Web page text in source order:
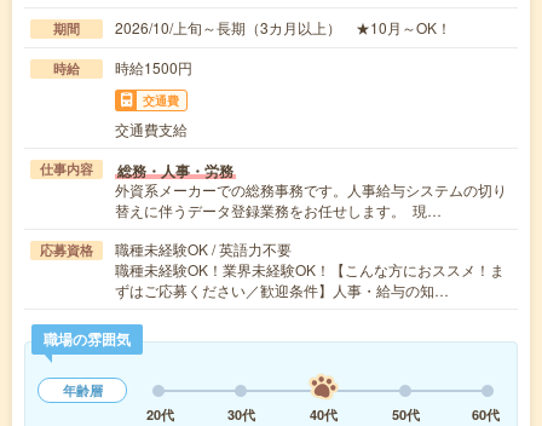
期間 2026/10/上旬～長期（3カ月以上） ★10月～OK！
時給 時給1500円
交通費
交通費支給
仕事内容 総務・人事・労務
外資系メーカーでの総務事務です。人事給与システムの切り
替えに伴うデータ登録業務をお任せします。 現…
応募資格
職種未経験OK / 英語力不要
職種未経験OK！業界未経験OK！【こんな方におススメ！ま
ずはご応募ください／歓迎条件】人事・給与の知…
職場の雰囲気
年齢層
20代
30代 40代 50代 60代